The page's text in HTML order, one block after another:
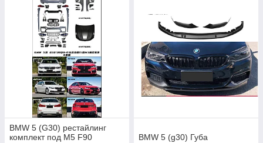
BMW 5 (G30) рестайлинг
комплект под M5 F90
BMW 5 (g30) Губа